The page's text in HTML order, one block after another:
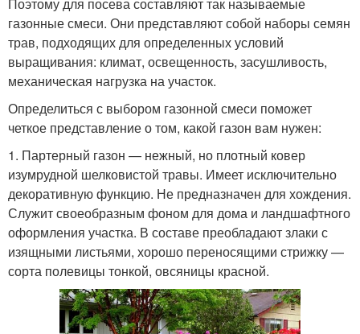
газонные смеси. Они представляют собой наборы семян
трав, подходящих для определенных условий
выращивания: климат, освещенность, засушливость,
механическая нагрузка на участок.
Определиться с выбором газонной смеси поможет
четкое представление о том, какой газон вам нужен:
1. Партерный газон — нежный, но плотный ковер
изумрудной шелковистой травы. Имеет исключительно
декоративную функцию. Не предназначен для хождения.
Служит своеобразным фоном для дома и ландшафтного
оформления участка. В составе преобладают злаки с
изящными листьями, хорошо переносящими стрижку —
сорта полевицы тонкой, овсяницы красной.